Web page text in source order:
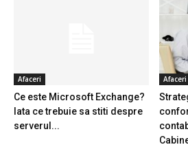
Afaceri
Ce este Microsoft Exchange?
Iata ce trebuie sa stiti despre
serverul...
Afaceri